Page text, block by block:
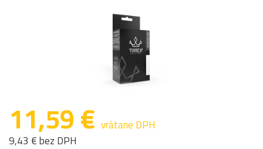
11,59 € vrátane DPH
9,43 € bez DPH